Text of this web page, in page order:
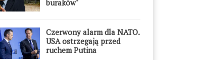
buraków"
Czerwony alarm dla NATO.
USA ostrzegają przed
ruchem Putina